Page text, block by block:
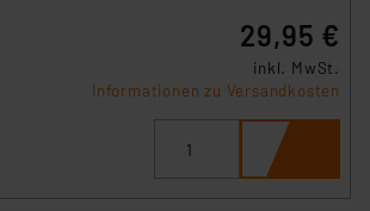
29,95 €
inkl. MwSt.
Informationen zu Versandkosten